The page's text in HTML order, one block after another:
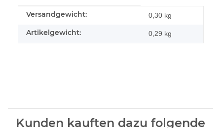
Produkteigenschaft
Wert
Versandgewicht: 0,30 kg
Artikelgewicht: 0,29 kg
Kunden kauften dazu folgende